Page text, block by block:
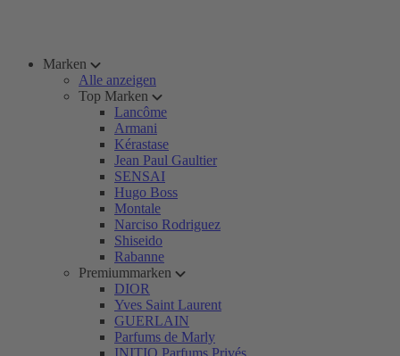
Marken
Alle anzeigen
Top Marken
Lancôme
Armani
Kérastase
Jean Paul Gaultier
SENSAI
Hugo Boss
Montale
Narciso Rodriguez
Shiseido
Rabanne
Premiummarken
DIOR
Yves Saint Laurent
GUERLAIN
Parfums de Marly
INITIO Parfums Privés